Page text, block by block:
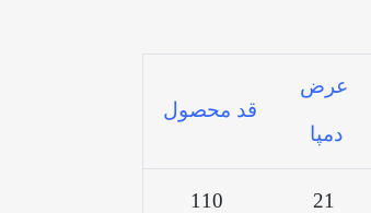
عرض
دمپا
قد محصول
21
110